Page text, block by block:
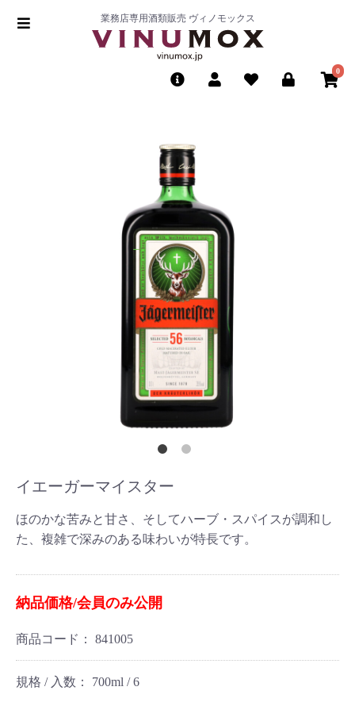
業務店専用酒類販売 ヴィノモックス
0
イエーガーマイスター
ほのかな苦みと甘さ、そしてハーブ・スパイスが調和し
た、複雑で深みのある味わいが特長です。
納品価格/会員のみ公開
商品コード： 841005
規格 / 入数： 700ml / 6